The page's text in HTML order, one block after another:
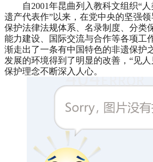
自2001年昆曲列入教科文组织“人
遗产代表作”以来，在党中央的坚强
保护法律法规体系、名录制度、分类
能力建设、国际交流与合作等各项工
渐走出了一条有中国特色的非遗保护
发展的环境得到了明显的改善，“见
保护理念不断深入人心。